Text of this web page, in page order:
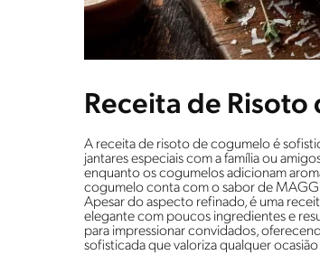
Receita de Risoto
A receita de risoto de cogumelo é
jantares especiais com a família ou
enquanto os cogumelos adicionam
cogumelo conta com o sabor de
Apesar do aspecto refinado, é uma
elegante com poucos ingredientes e
para impressionar convidados,
sofisticada que valoriza qualquer